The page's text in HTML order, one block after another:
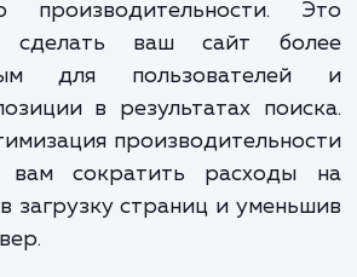
нашей услуги
ясное
Во-вторых, мы предоставим
включающий
производительности.
сделать ваш сайт